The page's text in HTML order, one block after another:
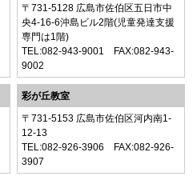
〒731-5128 広島市佐伯区五日市中
央4-16-6沖島ビル2階(児童発達支援
専門は1階)
TEL:082-943-9001 FAX:082-943-
9002
彩が丘教室
〒731-5153 広島市佐伯区河内南1-
12-13
TEL:082-926-3906 FAX:082-926-
3907